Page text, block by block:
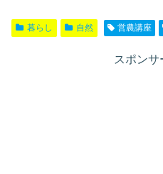
暮らし 自然 営農講座
スポンサ